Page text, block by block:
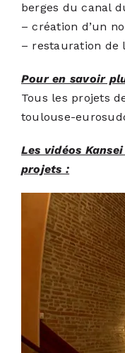
berges du canal
– création d’un
– restauration de
Pour en savoir
Tous les projets
toulouse-
Les vidéos
projets :